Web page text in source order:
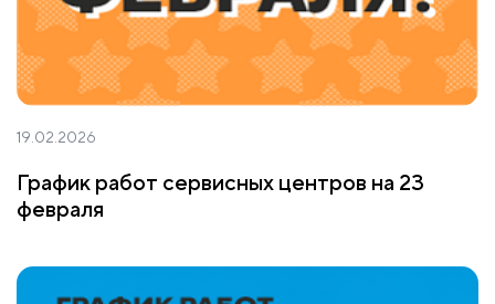
19.02.2026
График работ сервисных центров на 23
февраля